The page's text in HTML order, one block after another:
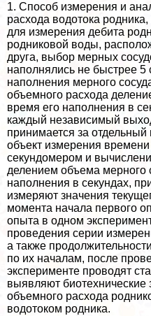
1. Способ измерения и
расхода водотока
для измерения дебита
родниковой воды,
друга, выбор мерных
наполнялись не быстрее
наполнения мерного
объемного расхода
время его наполнения в
каждый независимый
принимается за
объект измерения
секундомером и
делением объема мерного
наполнения в секундах,
измеряют значения
момента начала первого
опыта в одном
проведения серии
а также
по их началам, после
эксперименте проводят
выявляют биотехнические
объемного расхода
водотоком родника.